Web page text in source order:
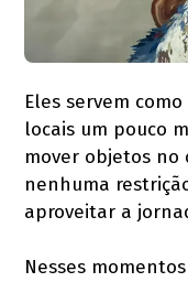
Eles servem
locais um pouco
mover objetos no
nenhuma
aproveitar a
Nesses